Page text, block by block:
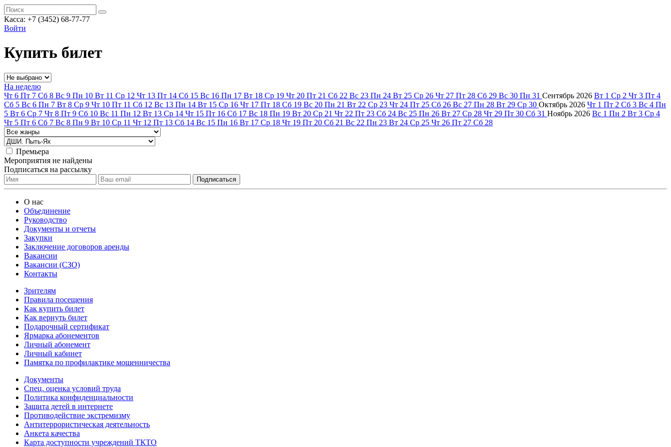
Касса: +7 (3452) 68-77-77
Войти
Купить билет
На неделю
Чт 6 Пт 7 Сб 8 Вс 9 Пн 10 Вт 11 Ср 12 Чт 13 Пт 14 Сб 15 Вс 16 Пн 17 Вт 18 Ср 19 Чт 20 Пт 21 Сб 22 Вс 23 Пн 24 Вт 25 Ср 26 Чт 27 Пт 28 Сб 29 Вс 30 Пн 31 Сентябрь 2026 Вт 1 Ср 2 Чт 3 Пт 4
Сб 5 Вс 6 Пн 7 Вт 8 Ср 9 Чт 10 Пт 11 Сб 12 Вс 13 Пн 14 Вт 15 Ср 16 Чт 17 Пт 18 Сб 19 Вс 20 Пн 21 Вт 22 Ср 23 Чт 24 Пт 25 Сб 26 Вс 27 Пн 28 Вт 29 Ср 30 Октябрь 2026 Чт 1 Пт 2 Сб 3 Вс 4 Пн
5 Вт 6 Ср 7 Чт 8 Пт 9 Сб 10 Вс 11 Пн 12 Вт 13 Ср 14 Чт 15 Пт 16 Сб 17 Вс 18 Пн 19 Вт 20 Ср 21 Чт 22 Пт 23 Сб 24 Вс 25 Пн 26 Вт 27 Ср 28 Чт 29 Пт 30 Сб 31 Ноябрь 2026 Вс 1 Пн 2 Вт 3 Ср 4
Чт 5 Пт 6 Сб 7 Вс 8 Пн 9 Вт 10 Ср 11 Чт 12 Пт 13 Сб 14 Вс 15 Пн 16 Вт 17 Ср 18 Чт 19 Пт 20 Сб 21 Вс 22 Пн 23 Вт 24 Ср 25 Чт 26 Пт 27 Сб 28
Премьера
Мероприятия не найдены
Подписаться на рассылку
О нас
Объединение
Руководство
Документы и отчеты
Закупки
Заключение договоров аренды
Вакансии
Вакансии (СЗО)
Контакты
Зрителям
Правила посещения
Как купить билет
Как вернуть билет
Подарочный сертификат
Ярмарка абонементов
Личный абонемент
Личный кабинет
Памятка по профилактике мошенничества
Документы
Спец. оценка условий труда
Политика конфиденциальности
Защита детей в интернете
Противодействие экстремизму
Антитеррористическая деятельность
Анкета качества
Карта доступности учреждений ТКТО